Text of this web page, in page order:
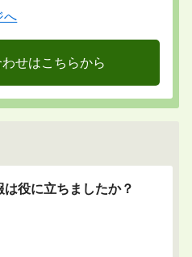
へ
せはこちらから
役に立ちましたか？